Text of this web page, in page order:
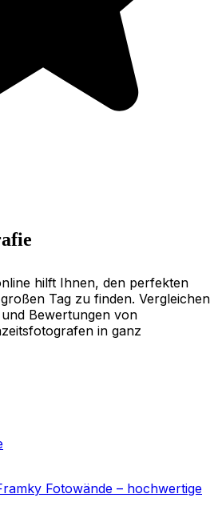
hilft Ihnen, den perfekten
Tag zu finden. Vergleichen
Bewertungen von
in ganz
Fotowände – hochwertige